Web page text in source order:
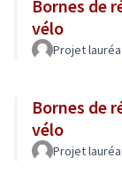
Bornes de
vélo
Projet
Bornes de
vélo
Projet